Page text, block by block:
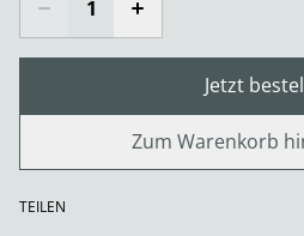
Jetzt
Zum Warenkorb
TEILEN